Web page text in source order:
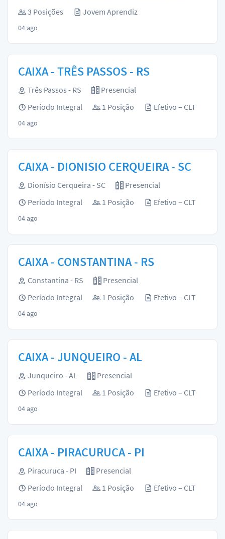
3 Posições
Jovem Aprendiz
04 ago
CAIXA - TRÊS PASSOS - RS
Três Passos - RS
Presencial
Período Integral
1 Posição Efetivo – CLT
04 ago
CAIXA - DIONISIO CERQUEIRA - SC
Dionísio Cerqueira - SC
Presencial
Período Integral
1 Posição Efetivo – CLT
04 ago
CAIXA - CONSTANTINA - RS
Constantina - RS
Presencial
Período Integral
1 Posição Efetivo – CLT
04 ago
CAIXA - JUNQUEIRO - AL
Junqueiro - AL
Presencial
Período Integral
1 Posição Efetivo – CLT
04 ago
CAIXA - PIRACURUCA - PI
Piracuruca - PI
Presencial
Período Integral
1 Posição Efetivo – CLT
04 ago